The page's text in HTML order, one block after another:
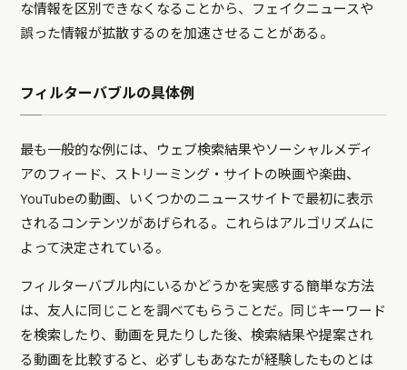
な情報を区別できなくなることから、フェイクニュースや
誤った情報が拡散するのを加速させることがある。
フィルターバブルの具体例
最も一般的な例には、ウェブ検索結果やソーシャルメディ
アのフィード、ストリーミング・サイトの映画や楽曲、
YouTubeの動画、いくつかのニュースサイトで最初に表示
されるコンテンツがあげられる。これらはアルゴリズムに
よって決定されている。
フィルターバブル内にいるかどうかを実感する簡単な方法
は、友人に同じことを調べてもらうことだ。同じキーワード
を検索したり、動画を見たりした後、検索結果や提案され
る動画を比較すると、必ずしもあなたが経験したものとは